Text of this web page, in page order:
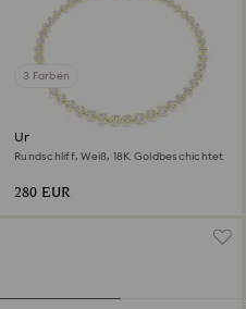
3 Farben
Una Angelic Halskette
Rundschliff, Weiß, 18K Goldbeschichtet
280 EUR